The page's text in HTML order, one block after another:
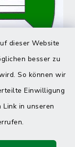
dieser Website
besser zu
So können wir
Einwilligung
in unseren